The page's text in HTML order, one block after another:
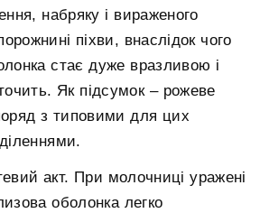
набряку і вираженого
піхви, внаслідок чого
стає дуже вразливою і
Як підсумок – рожеве
з типовими для цих
акт. При молочниці уражені
оболонка легко